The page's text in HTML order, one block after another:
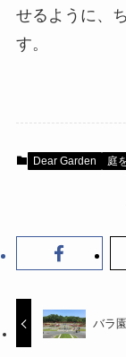
せるように、
す。
Dear Garden 庭
バラ